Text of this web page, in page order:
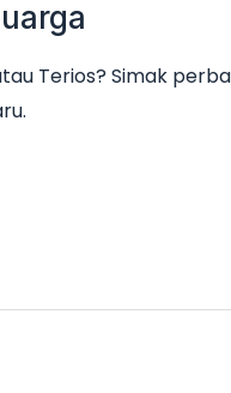
Terios? Simak